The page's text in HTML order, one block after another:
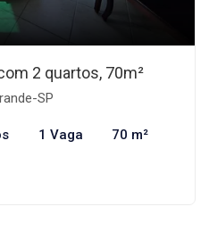
2 quartos, 70m²
SP
1 Vaga 70 m²